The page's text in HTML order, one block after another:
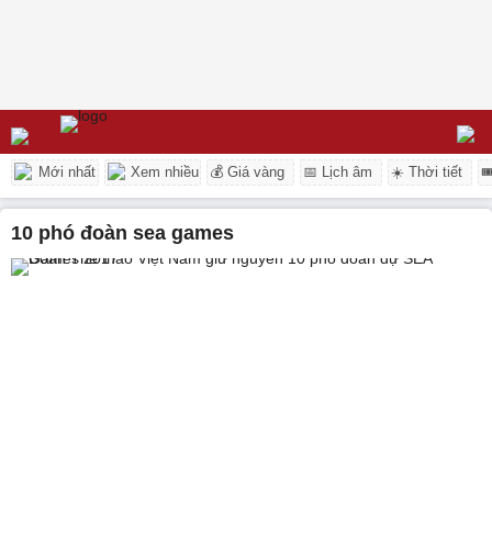
Mới nhất Xem nhiều 💰 Giá vàng 📅 Lịch âm ☀️ Thời tiết
10 phó đoàn sea games